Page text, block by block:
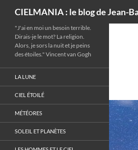
CIELMANIA : le blog de Jean-
"J'ai en moi un besoin terrible.
Dirais-je le mot? La religion.
Alors, je sors la nuit et je peins
des étoiles." Vincent van Gogh
LA LUNE
CIEL ÉTOILÉ
MÉTÉORES
SOLEIL ET PLANÈTES